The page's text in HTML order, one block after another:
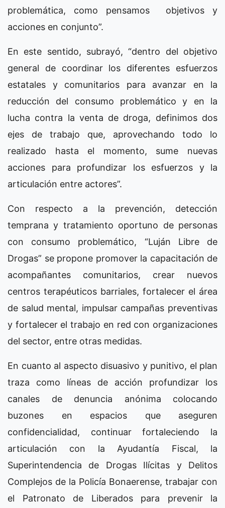
problemática, como pensamos objetivos y
acciones en conjunto”.
En este sentido, subrayó, “dentro del objetivo
general de coordinar los diferentes esfuerzos
estatales y comunitarios para avanzar en la
reducción del consumo problemático y en la
lucha contra la venta de droga, definimos dos
ejes de trabajo que, aprovechando todo lo
realizado hasta el momento, sume nuevas
acciones para profundizar los esfuerzos y la
articulación entre actores”.
Con respecto a la prevención, detección
temprana y tratamiento oportuno de personas
con consumo problemático, “Luján Libre de
Drogas” se propone promover la capacitación de
acompañantes comunitarios, crear nuevos
centros terapéuticos barriales, fortalecer el área
de salud mental, impulsar campañas preventivas
y fortalecer el trabajo en red con organizaciones
del sector, entre otras medidas.
En cuanto al aspecto disuasivo y punitivo, el plan
traza como líneas de acción profundizar los
canales de denuncia anónima colocando
buzones en espacios que aseguren
confidencialidad, continuar fortaleciendo la
articulación con la Ayudantía Fiscal, la
Superintendencia de Drogas Ilícitas y Delitos
Complejos de la Policía Bonaerense, trabajar con
el Patronato de Liberados para prevenir la